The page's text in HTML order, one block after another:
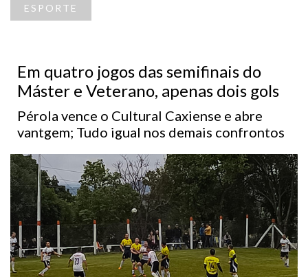
ESPORTE
Em quatro jogos das semifinais do
Máster e Veterano, apenas dois gols
Pérola vence o Cultural Caxiense e abre
vantgem; Tudo igual nos demais confrontos